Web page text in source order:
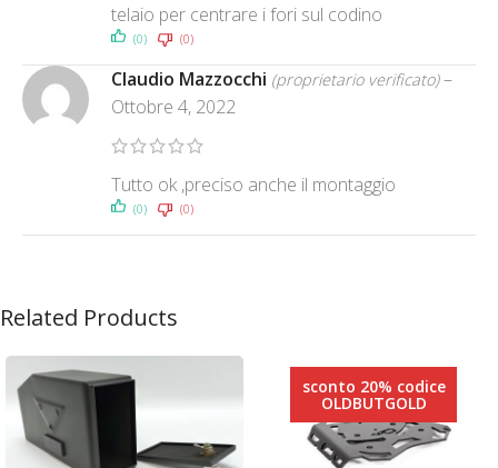
telaio per centrare i fori sul codino
(0) (0)
Claudio Mazzocchi (proprietario verificato) –
Ottobre 4, 2022
Tutto ok ,preciso anche il montaggio
(0) (0)
Related Products
sconto 20% codice
OLDBUTGOLD